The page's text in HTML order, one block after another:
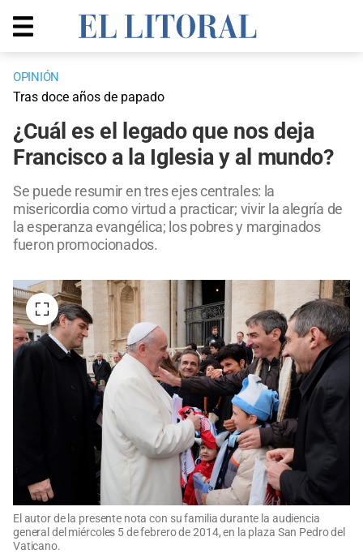
OPINIÓN
Tras doce años de papado
¿Cuál es el legado que nos deja
Francisco a la Iglesia y al mundo?
Se puede resumir en tres ejes centrales: la
misericordia como virtud a practicar; vivir la alegría de
la esperanza evangélica; los pobres y marginados
fueron promocionados.
El autor de la presente nota con su familia durante la audiencia
general del miércoles 5 de febrero de 2014, en la plaza San Pedro del
Vaticano.